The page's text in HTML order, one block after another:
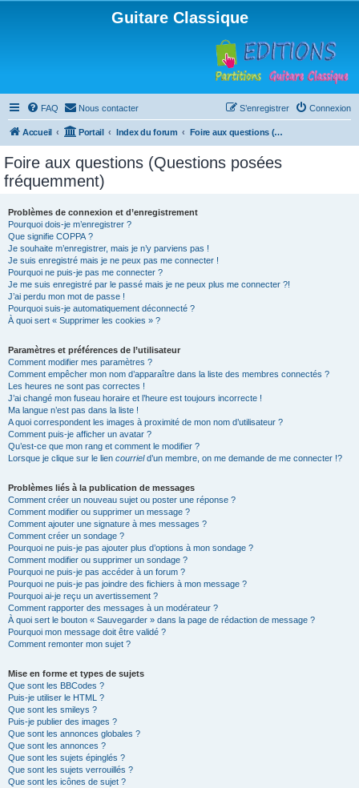
Guitare Classique
FAQ Nous contacter Connexion
S’enregistrer
Accueil Portail Index du forum Foire aux questions (Questions posées fréquemment)
Foire aux questions (Questions posées
fréquemment)
Problèmes de connexion et d’enregistrement
Pourquoi dois-je m’enregistrer ?
Que signifie COPPA ?
Je souhaite m’enregistrer, mais je n’y parviens pas !
Je suis enregistré mais je ne peux pas me connecter !
Pourquoi ne puis-je pas me connecter ?
Je me suis enregistré par le passé mais je ne peux plus me connecter ?!
J’ai perdu mon mot de passe !
Pourquoi suis-je automatiquement déconnecté ?
À quoi sert « Supprimer les cookies » ?
Paramètres et préférences de l’utilisateur
Comment modifier mes paramètres ?
Comment empêcher mon nom d’apparaître dans la liste des membres connectés ?
Les heures ne sont pas correctes !
J’ai changé mon fuseau horaire et l’heure est toujours incorrecte !
Ma langue n’est pas dans la liste !
A quoi correspondent les images à proximité de mon nom d’utilisateur ?
Comment puis-je afficher un avatar ?
Qu’est-ce que mon rang et comment le modifier ?
Lorsque je clique sur le lien courrield’un membre, on me demande de me connecter !?
Problèmes liés à la publication de messages
Comment créer un nouveau sujet ou poster une réponse ?
Comment modifier ou supprimer un message ?
Comment ajouter une signature à mes messages ?
Comment créer un sondage ?
Pourquoi ne puis-je pas ajouter plus d’options à mon sondage ?
Comment modifier ou supprimer un sondage ?
Pourquoi ne puis-je pas accéder à un forum ?
Pourquoi ne puis-je pas joindre des fichiers à mon message ?
Pourquoi ai-je reçu un avertissement ?
Comment rapporter des messages à un modérateur ?
À quoi sert le bouton « Sauvegarder » dans la page de rédaction de message ?
Pourquoi mon message doit être validé ?
Comment remonter mon sujet ?
Mise en forme et types de sujets
Que sont les BBCodes ?
Puis-je utiliser le HTML ?
Que sont les smileys ?
Puis-je publier des images ?
Que sont les annonces globales ?
Que sont les annonces ?
Que sont les sujets épinglés ?
Que sont les sujets verrouillés ?
Que sont les icônes de sujet ?